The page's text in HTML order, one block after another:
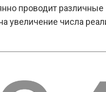
проводит различные
увеличение числа